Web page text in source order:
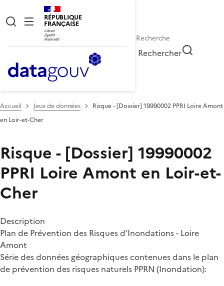
RÉPUBLIQUE
FRANÇAISE
Rechercher
Accueil Jeux de données
Risque - [Dossier] 19990002 PPRI Loire Amont
en Loir-et-Cher
Risque - [Dossier] 19990002
PPRI Loire Amont en Loir-et-
Cher
Description
Plan de Prévention des Risques d'Inondations - Loire
Amont
Série des données géographiques contenues dans le plan
de prévention des risques naturels PPRN (Inondation):